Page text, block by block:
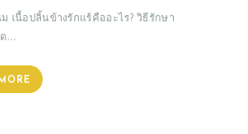
เนื้อปลิ้นข้างรักแร้คืออะไร? วิธีรักษา
ด…